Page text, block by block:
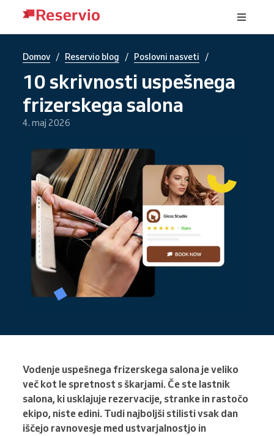
Domov / Reservio blog / Poslovni nasveti /
10 skrivnosti uspešnega
frizerskega salona
4. maj 2026
Vodenje uspešnega frizerskega salona je veliko
več kot le spretnost s škarjami. Če ste lastnik
salona, ki usklajuje rezervacije, stranke in rastočo
ekipo, niste edini. Tudi najboljši stilisti vsak dan
iščejo ravnovesje med ustvarjalnostjo in